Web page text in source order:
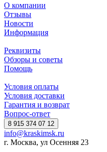
О компании
Отзывы
Новости
Информация
Реквизиты
Обзоры и советы
Помощь
Условия оплаты
Условия доставки
Гарантия и возврат
Вопрос-ответ
8 915 374 07 12
info@kraskimsk.ru
г. Москва, ул Осенняя 23